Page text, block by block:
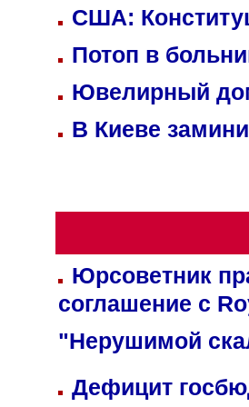
США:
Потоп в
Ювелирный
В Киеве
Юрсоветник
соглашение с
"Нерушимой
Дефицит